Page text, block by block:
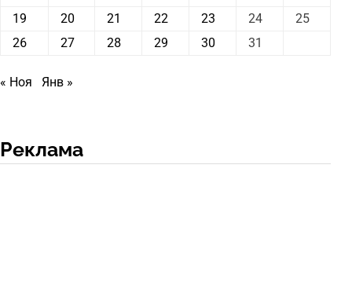
19
20 21 22 23 24
25
26
27 28 29 30 31
« Ноя Янв »
Реклама